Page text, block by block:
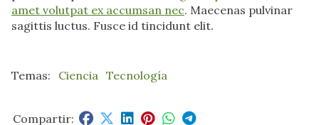
amet volutpat ex accumsan nec. Maecenas pulvinar
sagittis luctus. Fusce id tincidunt elit.
Ciencia Tecnología